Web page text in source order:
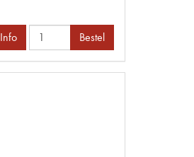
Info Bestel